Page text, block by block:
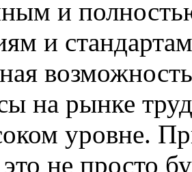
и
и
на рынке
уровне.
не просто